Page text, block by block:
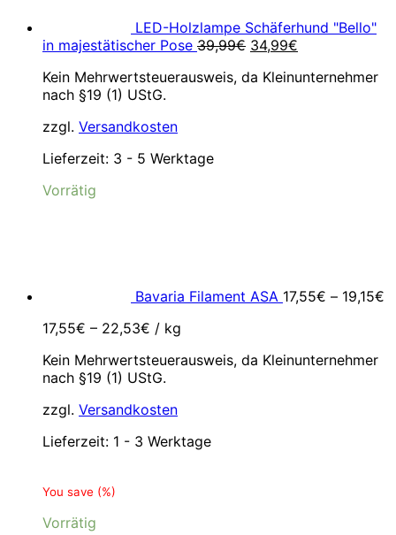
LED-Holzlampe Schäferhund "Bello"
in majestätischer Pose 39,99€ Ursprünglicher
war:
34,99€
ist:
Kein Mehrwertsteuerausweis, da Kleinunternehmer
nach §19 (1) UStG.
zzgl. Versandkosten
Lieferzeit: 3 - 5 Werktage
Vorrätig
Bavaria Filament ASA 17,55€ – 19,15€
17,55€ – 22,53€ / kg
Kein Mehrwertsteuerausweis, da Kleinunternehmer
nach §19 (1) UStG.
zzgl. Versandkosten
Lieferzeit: 1 - 3 Werktage
You save (%)
Vorrätig